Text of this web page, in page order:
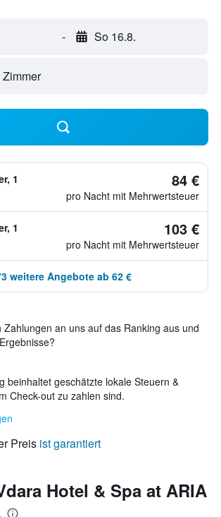
- So 16.8.
1
84 €
pro Nacht mit Mehrwertsteuer
1
103 €
pro Nacht mit Mehrwertsteuer
weitere Angebote ab 62 €
Zahlungen an uns auf das Ranking aus und
beinhaltet geschätzte lokale Steuern &
Check-out zu zahlen sind.
Preis ist garantiert
Hotel & Spa at ARIA